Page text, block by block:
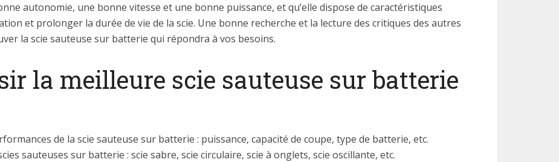
autonomie, une bonne vitesse et une bonne puissance, et qu’elle dispose de caractéristiques
et prolonger la durée de vie de la scie. Une bonne recherche et la lecture des critiques des autres
la scie sauteuse sur batterie qui répondra à vos besoins.
la meilleure scie sauteuse sur batterie
de la scie sauteuse sur batterie : puissance, capacité de coupe, type de batterie, etc.
sauteuses sur batterie : scie sabre, scie circulaire, scie à onglets, scie oscillante, etc.